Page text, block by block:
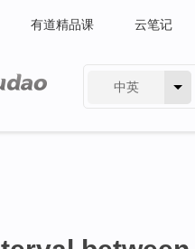
有道精品课 云笔记
中英